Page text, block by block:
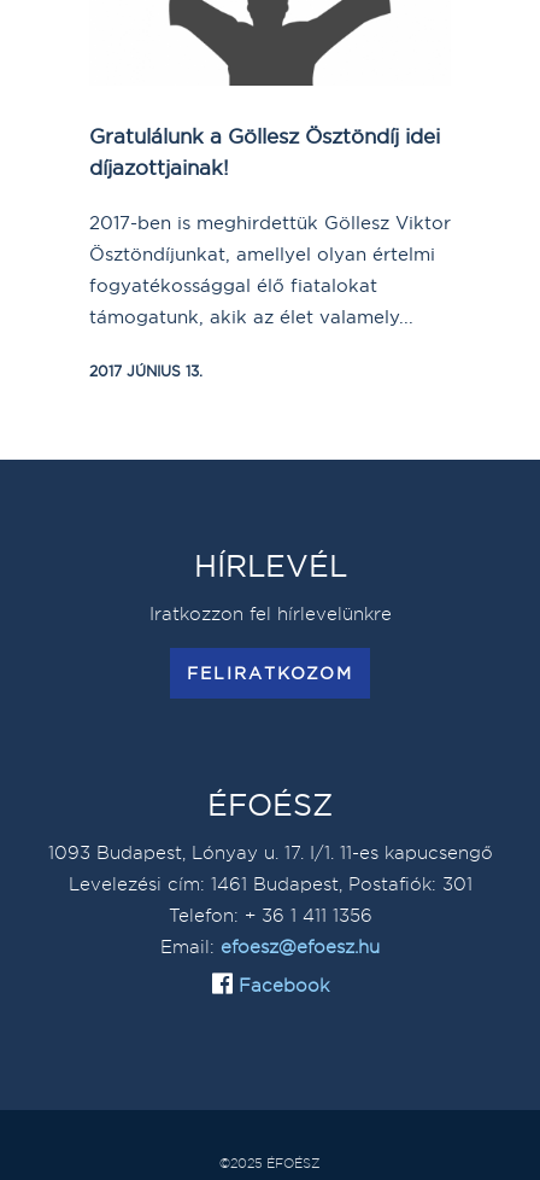
Gratulálunk a Göllesz Ösztöndíj idei
díjazottjainak!
2017-ben is meghirdettük Göllesz Viktor
Ösztöndíjunkat, amellyel olyan értelmi
fogyatékossággal élő fiatalokat
támogatunk, akik az élet valamely...
2017 JÚNIUS 13.
HÍRLEVÉL
Iratkozzon fel hírlevelünkre
FELIRATKOZOM
ÉFOÉSZ
1093 Budapest, Lónyay u. 17. I/1. 11-es kapucsengő
Levelezési cím: 1461 Budapest, Postafiók: 301
Telefon: + 36 1 411 1356
Email: efoesz@efoesz.hu
Facebook
©2025 ÉFOÉSZ